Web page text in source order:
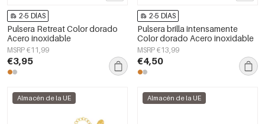
2-5 DÍAS
Pulsera Retreat Color dorado
Acero inoxidable
MSRP €11,99
€3,95
2-5 DÍAS
Pulsera brilla intensamente
Color dorado Acero inoxidable
MSRP €13,99
€4,50
Almacén de la UE Almacén de la UE